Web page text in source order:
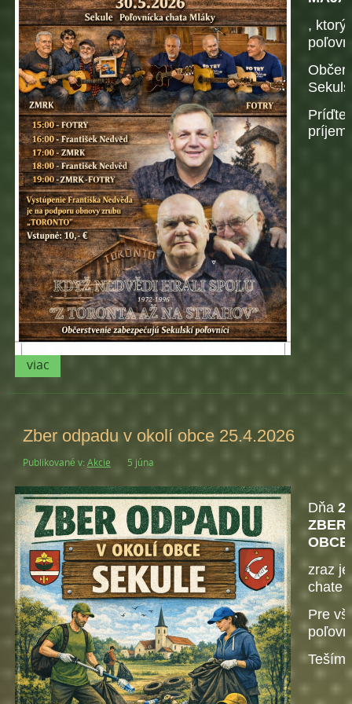
, ktorý
Príďte
viac
Zber odpadu v okolí obce 25.4.2026
Publikované v: Akcie 5 júna
Dňa
ZBER
zraz
chate
Pre